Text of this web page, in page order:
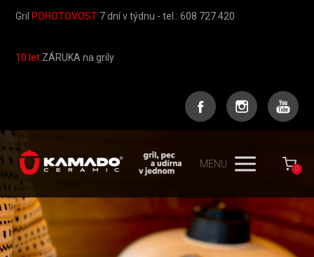
Gril POHOTOVOST 7 dní v týdnu - tel.: 608 727 420
10 let ZÁRUKA na grily
MENU 0